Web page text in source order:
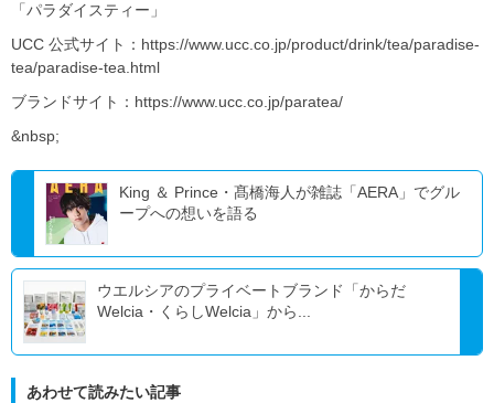
「パラダイスティー」
UCC 公式サイト：https://www.ucc.co.jp/product/drink/tea/paradise-
tea/paradise-tea.html
ブランドサイト：https://www.ucc.co.jp/paratea/
&nbsp;
King ＆ Prince・髙橋海人が雑誌「AERA」でグル
ープへの想いを語る
ウエルシアのプライベートブランド「からだ
Welcia・くらしWelcia」から...
あわせて読みたい記事